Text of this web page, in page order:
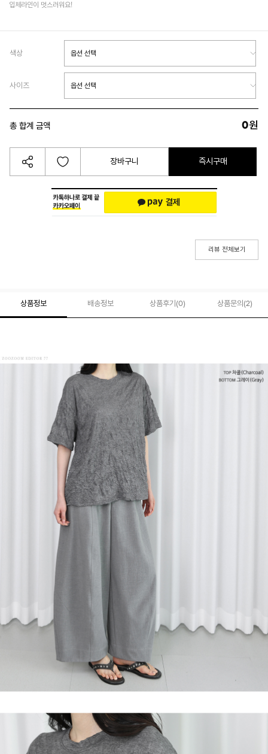
입체라인이 멋스러워요!
색상
사이즈
총 합계 금액 0원
장바구니 즉시구매
리뷰 전체보기
상품정보 배송정보 상품후기(0) 상품문의 (2)